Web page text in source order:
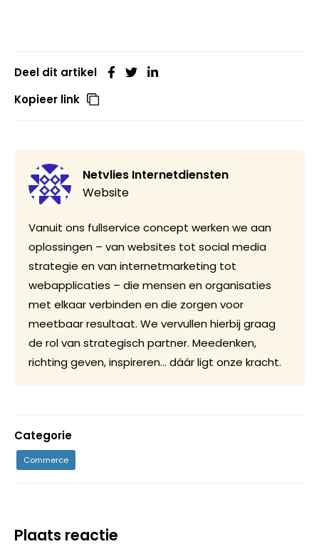
Deel dit artikel
Kopieer link
Netvlies Internetdiensten
Website
Vanuit ons fullservice concept werken we aan
oplossingen – van websites tot social media
strategie en van internetmarketing tot
webapplicaties – die mensen en organisaties
met elkaar verbinden en die zorgen voor
meetbaar resultaat. We vervullen hierbij graag
de rol van strategisch partner. Meedenken,
richting geven, inspireren… dáár ligt onze kracht.
Categorie
Commerce
Plaats reactie